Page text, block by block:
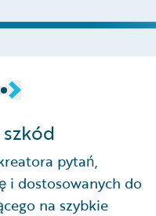
szkód
pytań,
i dostosowanych do
na szybkie